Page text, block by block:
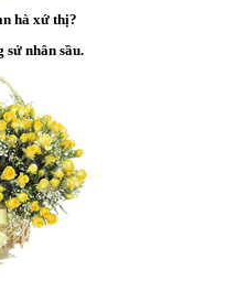
hà xứ thị?
sử nhân sầu.